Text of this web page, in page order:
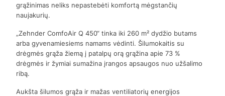
grąžinimas neliks nepastebėti komfortą mėgstančių
naujakurių.
„Zehnder ComfoAir Q 450“ tinka iki 260 m² dydžio butams
arba gyvenamiesiems namams vėdinti. Šilumokaitis su
drėgmės grąža žiemą į patalpų orą grąžina apie 73 %
drėgmės ir žymiai sumažina įrangos apsaugos nuo užšalimo
ribą.
Aukšta šilumos grąža ir mažas ventiliatorių energijos